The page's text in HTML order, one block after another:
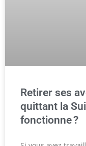
Retirer ses
quittant la
fonctionne ?